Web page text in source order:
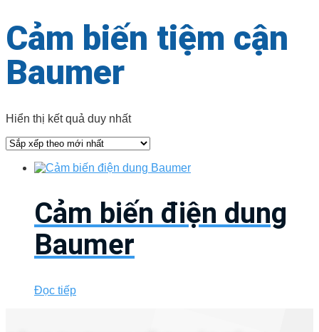
Cảm biến tiệm cận
Baumer
Hiển thị kết quả duy nhất
Cảm biến điện dung
Baumer
Đọc tiếp